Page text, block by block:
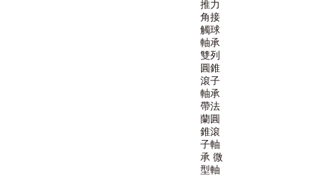
推力
角接
觸球
軸承
雙列
圓錐
滾子
軸承
帶法
蘭圓
錐滾
子軸
承 微
型軸